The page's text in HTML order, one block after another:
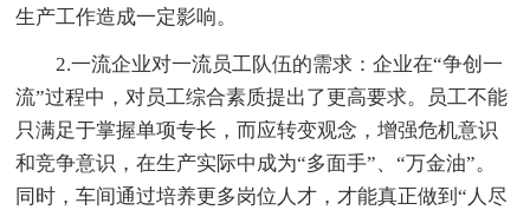
生产工作造成一定影响。
2.一流企业对一流员工队伍的需求：企业在“争创一
流”过程中，对员工综合素质提出了更高要求。员工不能
只满足于掌握单项专长，而应转变观念，增强危机意识
和竞争意识，在生产实际中成为“多面手”、“万金油”。
同时，车间通过培养更多岗位人才，才能真正做到“人尽